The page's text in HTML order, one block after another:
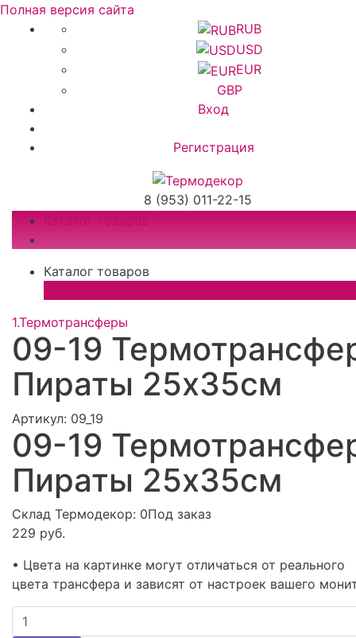
Полная версия сайта
RUB
USD
EUR
GBP
Вход
Регистрация
8 (953) 011-22-15
Каталог товаров
1.Термотрансферы
09-19
Пираты 25х35см
Артикул: 09_19
09-19
Пираты 25х35см
Склад Термодекор: 0Под заказ
229 руб.
• Цвета на картинке могут отличаться от реального
цвета трансфера и зависят от настроек вашего